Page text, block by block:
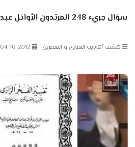
سؤال جريء 248 المرتدون الأوائل عبد الله بن أبي السرح
كشف أكاذيب النصارى و المنصرين 04-10-2012